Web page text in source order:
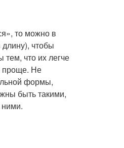
то можно в
чтобы
тем, что их легче
проще. Не
формы,
быть такими,
ними.